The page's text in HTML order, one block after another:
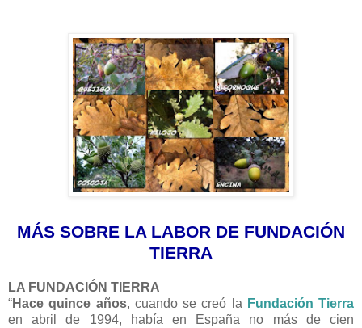
MÁS SOBRE LA LABOR DE FUNDACIÓN
TIERRA
LA FUNDACIÓN TIERRA
“Hace quince años, cuando se creó la Fundación Tierra
en abril de 1994, había en España no más de cien